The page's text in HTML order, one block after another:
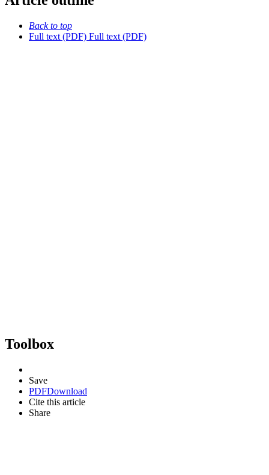
Back to top
Full text (PDF) Full text (PDF)
Toolbox
Save
PDFDownload
Cite this article
Share